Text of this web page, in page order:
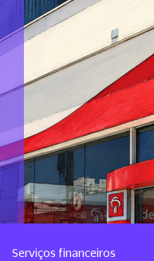
Serviços financeiros